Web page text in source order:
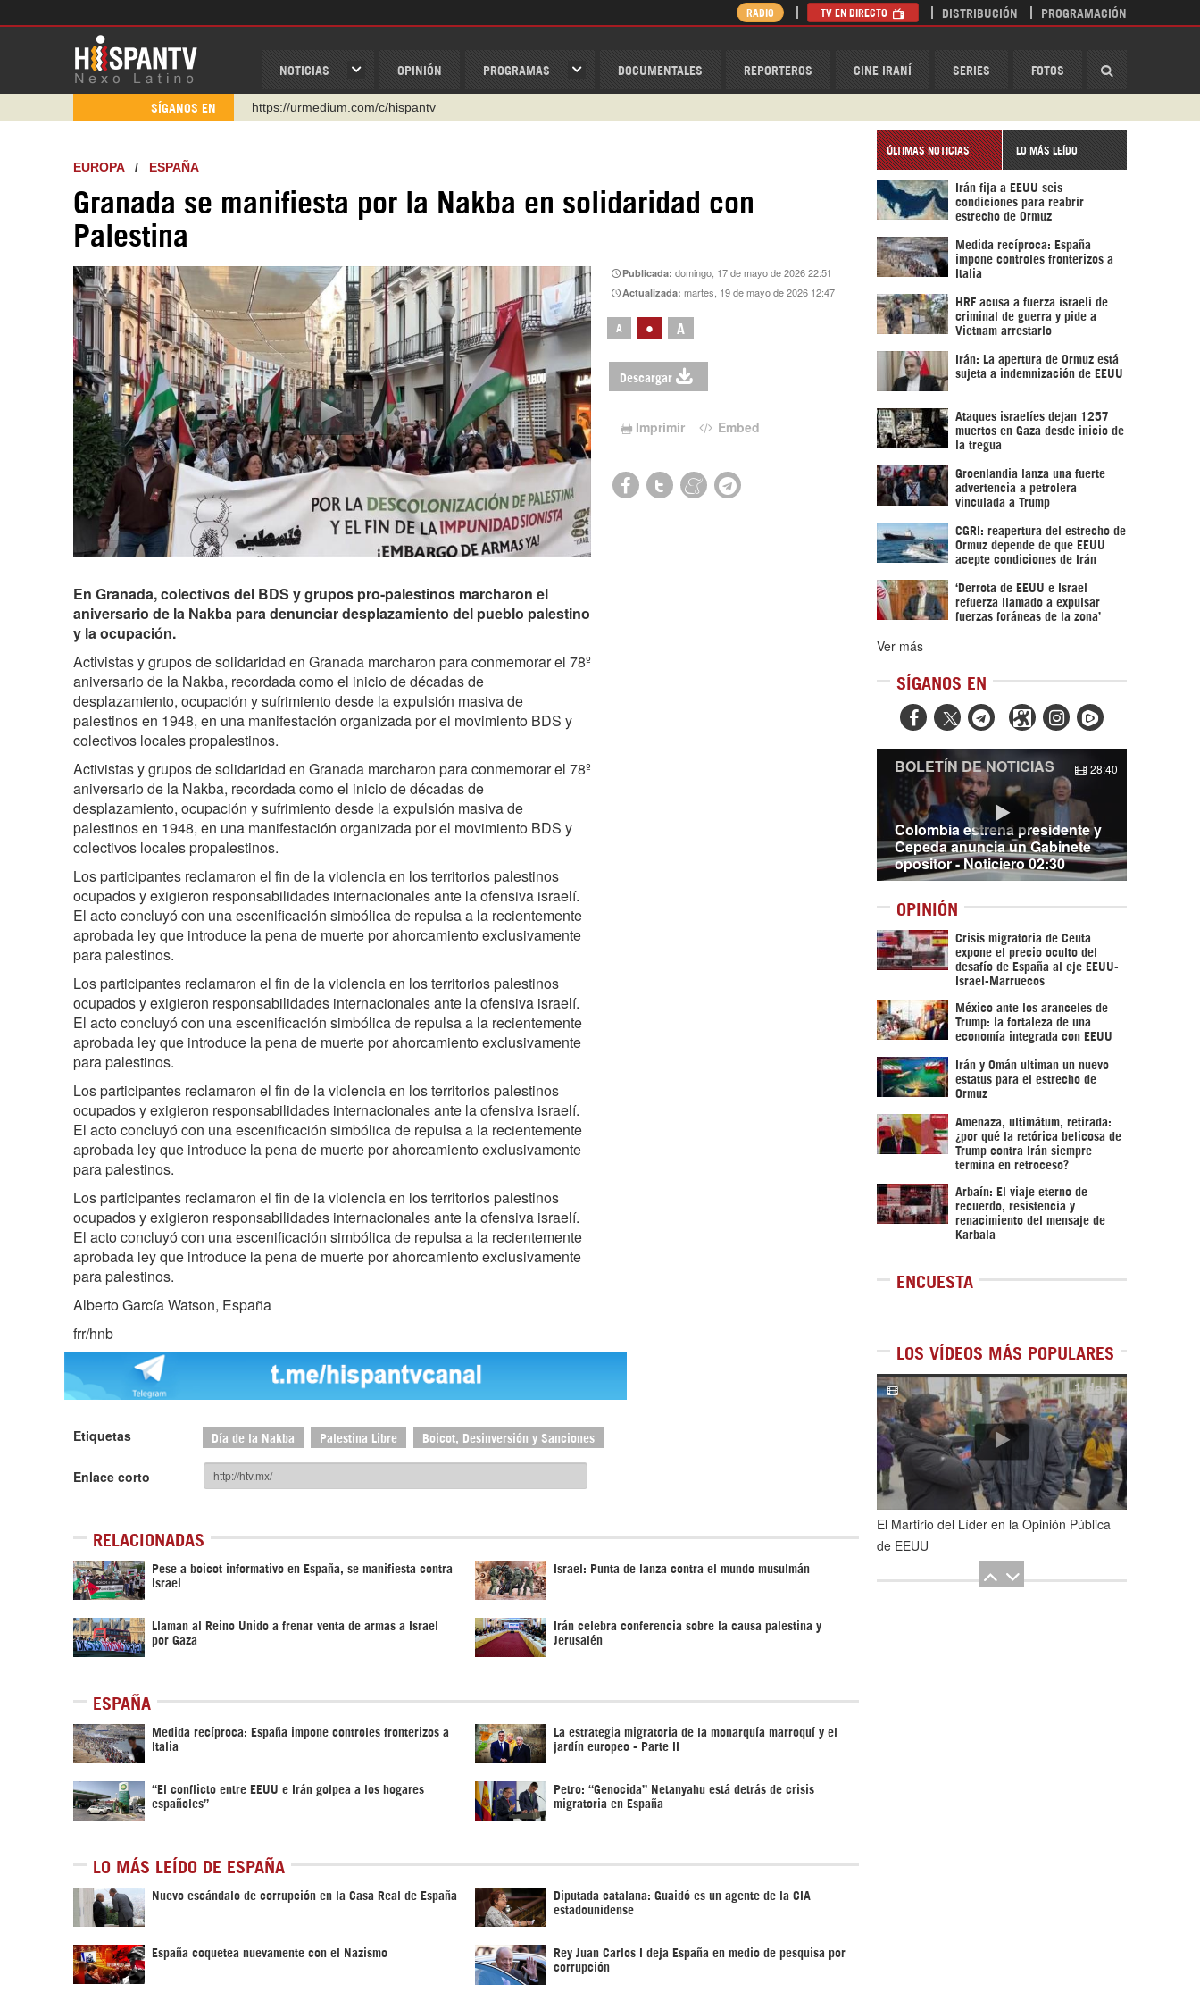
NOTICIAS OPINIÓN PROGRAMAS DOCUMENTALES REPORTEROS CINE IRANÍ SERIES FOTOS
RADIO TV EN DIRECTO DISTRIBUCIÓN PROGRAMACIÓN
SÍGANOS EN
https://urmedium.com/c/hispantv
https://www.facebook.com/Nexolatino.Canal
https://www.youtube.com/@nexo_latino
https://t.me/hispantvcanal
EUROPA/ ESPAÑA
Granada se manifiesta por la Nakba en solidaridad con
Palestina
Publicada:domingo, 17 de mayo de 2026 22:51
Actualizada:martes, 19 de mayo de 2026 12:47
A • A
Descargar
Imprimir Embed
En Granada, colectivos del BDS y grupos pro-palestinos marcharon el
aniversario de la Nakba para denunciar desplazamiento del pueblo palestino
y la ocupación.
Activistas y grupos de solidaridad en Granada marcharon para conmemorar el 78º
aniversario de la Nakba, recordada como el inicio de décadas de
desplazamiento, ocupación y sufrimiento desde la expulsión masiva de
palestinos en 1948, en una manifestación organizada por el movimiento BDS y
colectivos locales propalestinos.
Activistas y grupos de solidaridad en Granada marcharon para conmemorar el 78º
aniversario de la Nakba, recordada como el inicio de décadas de
desplazamiento, ocupación y sufrimiento desde la expulsión masiva de
palestinos en 1948, en una manifestación organizada por el movimiento BDS y
colectivos locales propalestinos.
Los participantes reclamaron el fin de la violencia en los territorios palestinos
ocupados y exigieron responsabilidades internacionales ante la ofensiva israelí.
El acto concluyó con una escenificación simbólica de repulsa a la recientemente
aprobada ley que introduce la pena de muerte por ahorcamiento exclusivamente
para palestinos.
Los participantes reclamaron el fin de la violencia en los territorios palestinos
ocupados y exigieron responsabilidades internacionales ante la ofensiva israelí.
El acto concluyó con una escenificación simbólica de repulsa a la recientemente
aprobada ley que introduce la pena de muerte por ahorcamiento exclusivamente
para palestinos.
Los participantes reclamaron el fin de la violencia en los territorios palestinos
ocupados y exigieron responsabilidades internacionales ante la ofensiva israelí.
El acto concluyó con una escenificación simbólica de repulsa a la recientemente
aprobada ley que introduce la pena de muerte por ahorcamiento exclusivamente
para palestinos.
Los participantes reclamaron el fin de la violencia en los territorios palestinos
ocupados y exigieron responsabilidades internacionales ante la ofensiva israelí.
El acto concluyó con una escenificación simbólica de repulsa a la recientemente
aprobada ley que introduce la pena de muerte por ahorcamiento exclusivamente
para palestinos.
Alberto García Watson, España
frr/hnb
Etiquetas Día de la Nakba Palestina Libre Boicot, Desinversión y Sanciones
Enlace corto
RELACIONADAS
Pese a boicot informativo en España, se manifiesta contra
Israel
Israel: Punta de lanza contra el mundo musulmán
Llaman al Reino Unido a frenar venta de armas a Israel
por Gaza
Irán celebra conferencia sobre la causa palestina y
Jerusalén
ESPAÑA
Medida recíproca: España impone controles fronterizos a
Italia
La estrategia migratoria de la monarquía marroquí y el
jardín europeo - Parte II
“El conflicto entre EEUU e Irán golpea a los hogares
españoles”
Petro: “Genocida” Netanyahu está detrás de crisis
migratoria en España
LO MÁS LEÍDO DE ESPAÑA
Nuevo escándalo de corrupción en la Casa Real de España Diputada catalana: Guaidó es un agente de la CIA
estadounidense
España coquetea nuevamente con el Nazismo Rey Juan Carlos I deja España en medio de pesquisa por
corrupción
ÚLTIMAS NOTICIAS LO MÁS LEÍDO
Irán fija a EEUU seis
condiciones para reabrir
estrecho de Ormuz
Medida recíproca: España
impone controles fronterizos a
Italia
HRF acusa a fuerza israelí de
criminal de guerra y pide a
Vietnam arrestarlo
Irán: La apertura de Ormuz está
sujeta a indemnización de EEUU
Ataques israelíes dejan 1257
muertos en Gaza desde inicio de
la tregua
Groenlandia lanza una fuerte
advertencia a petrolera
vinculada a Trump
CGRI: reapertura del estrecho de
Ormuz depende de que EEUU
acepte condiciones de Irán
‘Derrota de EEUU e Israel
refuerza llamado a expulsar
fuerzas foráneas de la zona’
Ver más
SÍGANOS EN
  
Colombia estrena presidente y
Cepeda anuncia un Gabinete
opositor - Noticiero 02:30
BOLETÍN DE NOTICIAS 28:40
OPINIÓN
Crisis migratoria de Ceuta
expone el precio oculto del
desafío de España al eje EEUU-
Israel-Marruecos
México ante los aranceles de
Trump: la fortaleza de una
economía integrada con EEUU
Irán y Omán ultiman un nuevo
estatus para el estrecho de
Ormuz
Amenaza, ultimátum, retirada:
¿por qué la retórica belicosa de
Trump contra Irán siempre
termina en retroceso?
Arbaín: El viaje eterno de
recuerdo, resistencia y
renacimiento del mensaje de
Karbala
ENCUESTA
LOS VÍDEOS MÁS POPULARES
1de5
El Martirio del Líder en la Opinión Pública
de EEUU